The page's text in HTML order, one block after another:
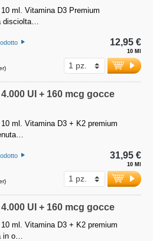
ml. Vitamina D3 Premium
disciolta…
10 Ml
12,95 €
UI + 160 mcg gocce
ml. Vitamina D3 + K2 premium
10 Ml
31,95 €
UI + 160 mcg gocce
ml. Vitamina D3 + K2 premium
in o…